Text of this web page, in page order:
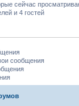
сейчас
и 4 гостей
сообщения